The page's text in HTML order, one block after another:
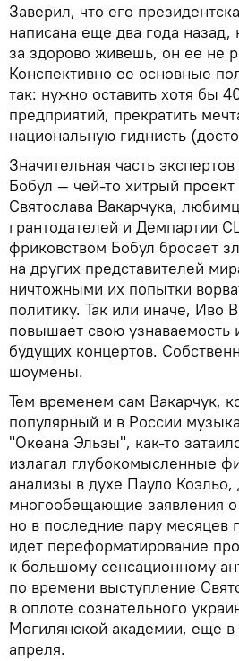
Заверил, что его
написана еще два года назад,
за здорово живешь, он ее не
Конспективно ее основные
так: нужно оставить хотя бы
предприятий, прекратить
национальную гиднисть
Значительная часть
Бобул — чей-то хитрый проект
Святослава Вакарчука,
грантодателей и Демпартии
фриковством Бобул бросает
на других представителей
ничтожными их попытки
политику. Так или иначе, Иво
повышает свою узнаваемость
будущих концертов.
шоумены.
Тем временем сам Вакарчук,
популярный и в России
"Океана Эльзы", как-то
излагал глубокомысленные
анализы в духе Пауло Коэльо,
многообещающие заявления
но в последние пару месяцев
идет переформатирование
к большому сенсационному
по времени выступление
в оплоте сознательного
Могилянской академии, еще в
апреля.